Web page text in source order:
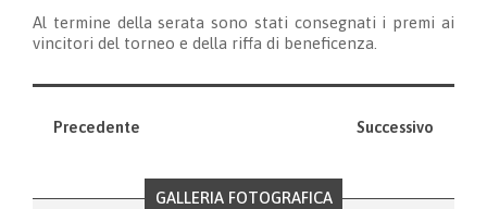
Al termine della serata sono stati consegnati i premi ai
vincitori del torneo e della riffa di beneficenza.
Precedente Successivo
GALLERIA FOTOGRAFICA